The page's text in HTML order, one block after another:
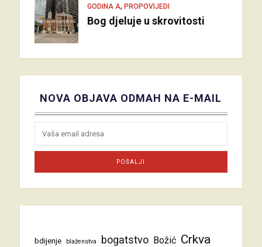
GODINA A, PROPOVIJEDI
Bog djeluje u skrovitosti
NOVA OBJAVA ODMAH NA E-MAIL
bdijenje blaženstva bogatstvo Božić Crkva